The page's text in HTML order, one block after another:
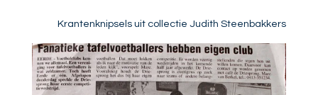
Krantenknipsels uit collectie Judith Steenbakkers